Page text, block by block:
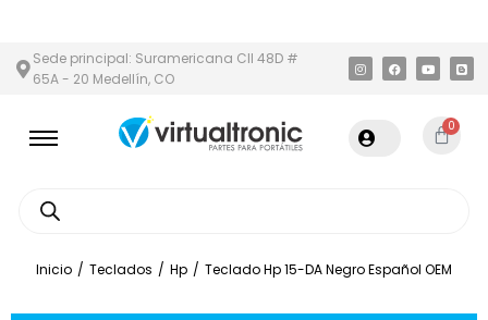
Sede principal: Suramericana Cll 48D #
65A - 20 Medellín, CO
0
Inicio / Teclados / Hp / Teclado Hp 15-DA Negro Español OEM